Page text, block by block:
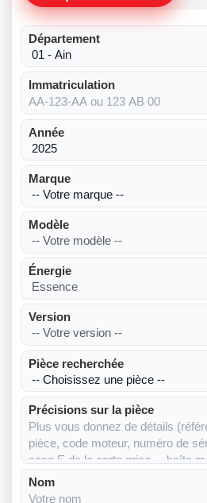
Département
Immatriculation
Année
Marque
Modèle
Énergie
Version
Pièce recherchée
Précisions sur la pièce
Nom